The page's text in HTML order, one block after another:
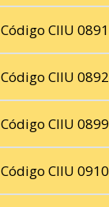
Código CIIU 0891
Código CIIU 0892
Código CIIU 0899
Código CIIU 0910